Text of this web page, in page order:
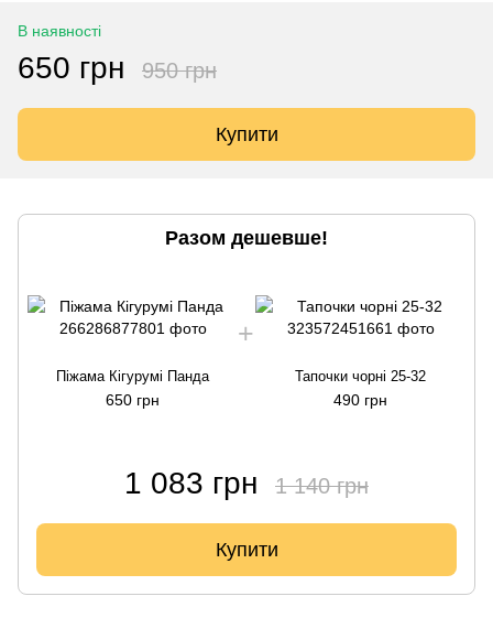
В наявності
650 грн 950 грн
Купити
Разом дешевше!
Піжама Кігурумі Панда
650 грн
Тапочки чорні 25-32
490 грн
1 083 грн 1 140 грн
Купити